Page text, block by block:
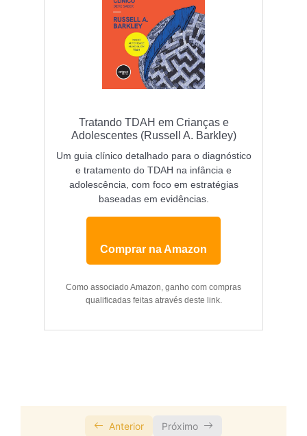
Tratando TDAH em Crianças e
Adolescentes (Russell A. Barkley)
Um guia clínico detalhado para o diagnóstico
e tratamento do TDAH na infância e
adolescência, com foco em estratégias
baseadas em evidências.
Comprar na Amazon
Como associado Amazon, ganho com compras
qualificadas feitas através deste link.
Anterior Próximo